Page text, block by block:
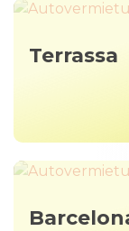
Terrassa